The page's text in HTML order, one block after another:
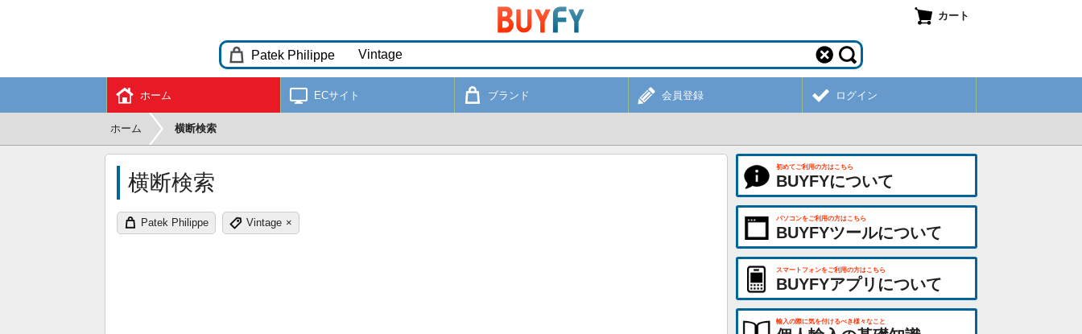
カート
ホーム ECサイト ブランド 会員登録 ログイン
ホーム 横断検索
横断検索
Patek Philippe Vintage ×
初めてご利用の方はこちら
BUYFYについて
パソコンをご利用の方はこちら
BUYFYツールについて
スマートフォンをご利用の方はこちら
BUYFYアプリについて
輸入の際に気を付けるべき様々なこと